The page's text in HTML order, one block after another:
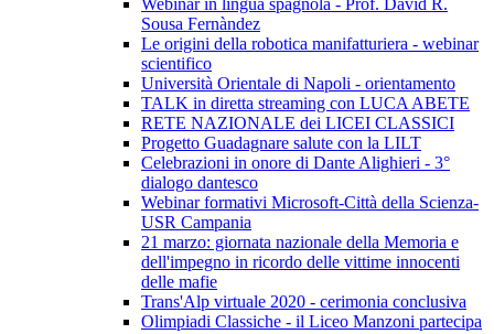
Webinar in lingua spagnola - Prof. David R.
Sousa Fernàndez
Le origini della robotica manifatturiera - webinar
scientifico
Università Orientale di Napoli - orientamento
TALK in diretta streaming con LUCA ABETE
RETE NAZIONALE dei LICEI CLASSICI
Progetto Guadagnare salute con la LILT
Celebrazioni in onore di Dante Alighieri - 3°
dialogo dantesco
Webinar formativi Microsoft-Città della Scienza-
USR Campania
21 marzo: giornata nazionale della Memoria e
dell'impegno in ricordo delle vittime innocenti
delle mafie
Trans'Alp virtuale 2020 - cerimonia conclusiva
Olimpiadi Classiche - il Liceo Manzoni partecipa